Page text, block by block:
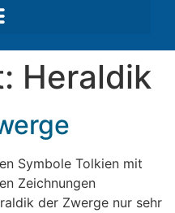
Heraldik
Symbole Tolkien mit
Zeichnungen
der Zwerge nur sehr